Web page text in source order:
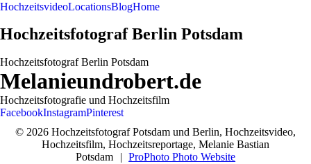
HochzeitsvideoLocationsBlogHome
Hochzeitsfotograf Berlin Potsdam
Hochzeitsfotograf Berlin Potsdam
Melanieundrobert.de
Hochzeitsfotografie und Hochzeitsfilm
FacebookInstagramPinterest
© 2026 Hochzeitsfotograf Potsdam und Berlin, Hochzeitsvideo,
Hochzeitsfilm, Hochzeitsreportage, Melanie Bastian
Potsdam
| ProPhoto Photo Website